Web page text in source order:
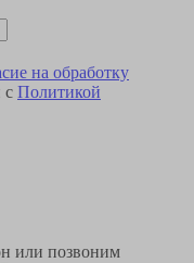
на обработку
с Политикой
или позвоним